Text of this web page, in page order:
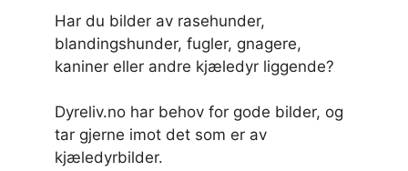
Har du bilder av rasehunder,
blandingshunder, fugler, gnagere,
kaniner eller andre kjæledyr liggende?
Dyreliv.no har behov for gode bilder, og
tar gjerne imot det som er av
kjæledyrbilder.